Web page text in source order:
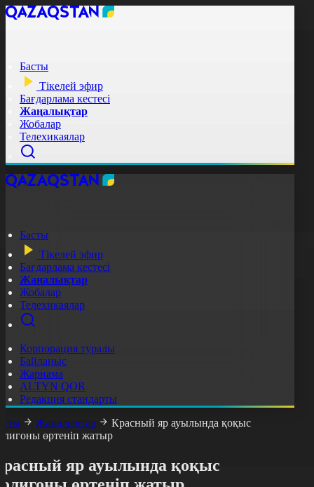
Басты
Тікелей эфир
Бағдарлама кестесі
Жаңалықтар
Жобалар
Телехикаялар
Басты
Тікелей эфир
Бағдарлама кестесі
Жаңалықтар
Жобалар
Телехикаялар
Корпорация туралы
Байланыс
Жарнама
ALTYN QOR
Редакция стандарты
Жаңалықтар
Красный яр ауылында қоқыс
өртеніп жатыр
яр ауылында қоқыс